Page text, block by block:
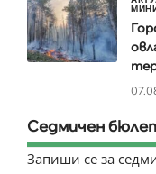
Седмичен
Запиши се за